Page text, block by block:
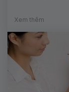
Xem thêm